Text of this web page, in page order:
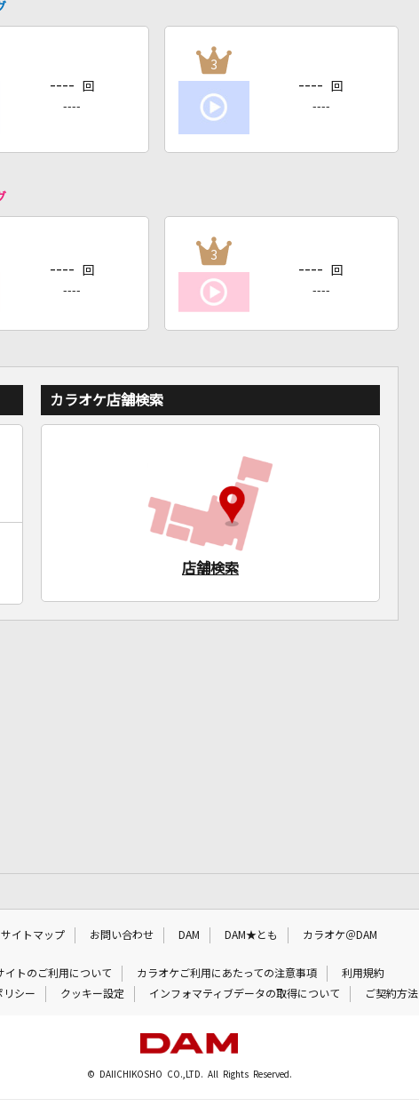
---- 回
----
3
---- 回
----
---- 回
----
3
---- 回
----
カラオケ店舗検索
店舗検索
サイトマップ お問い合わせ DAM DAM★とも カラオケ＠DAM
イトのご利用について カラオケご利用にあたっての注意事項
利用規約
リシー クッキー設定 インフォマティブデータの取得について ご契約方法
© DAIICHIKOSHO CO.,LTD. All Rights Reserved.